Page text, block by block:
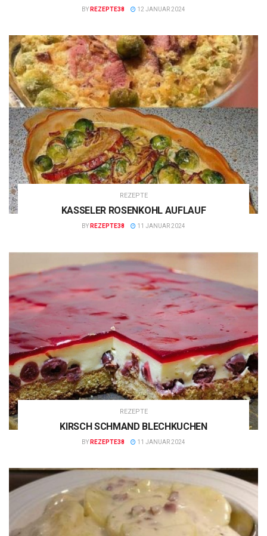
BY REZEPTE38 12 JANUAR 2024
REZEPTE
KASSELER ROSENKOHL AUFLAUF
BY REZEPTE38 11 JANUAR 2024
REZEPTE
KIRSCH SCHMAND BLECHKUCHEN
BY REZEPTE38 11 JANUAR 2024